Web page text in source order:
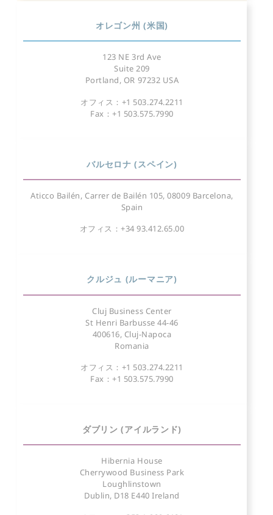
オレゴン州 (米国)
123 NE 3rd Ave
Suite 209
Portland, OR 97232 USA
オフィス：+1 503.274.2211
Fax：+1 503.575.7990
バルセロナ (スペイン)
Aticco Bailén, Carrer de Bailén 105, 08009 Barcelona,
Spain
オフィス：+34 93.412.65.00
クルジュ (ルーマニア)
Cluj Business Center
St Henri Barbusse 44-46
400616, Cluj-Napoca
Romania
オフィス：+1 503.274.2211
Fax：+1 503.575.7990
ダブリン (アイルランド)
Hibernia House
Cherrywood Business Park
Loughlinstown
Dublin, D18 E440 Ireland